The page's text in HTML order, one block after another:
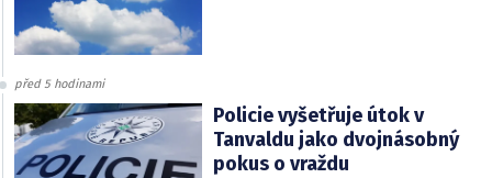
před 5 hodinami
Policie vyšetřuje útok v
Tanvaldu jako dvojnásobný
pokus o vraždu